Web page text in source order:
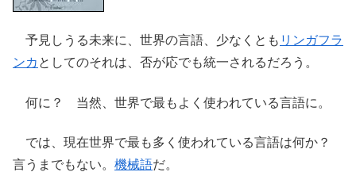
予見しうる未来に、世界の言語、少なくとも リンガフラ
ンカ としてのそれは、否が応でも統一されるだろう。
何に？ 当然、世界で最もよく使われている言語に。
では、現在世界で最も多く使われている言語は何か？
言うまでもない。 機械語だ。